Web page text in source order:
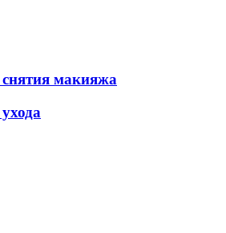
снятия макияжа